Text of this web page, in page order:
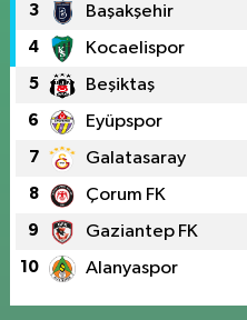
3 Başakşehir
4 Kocaelispor
5 Beşiktaş
6 Eyüpspor
7 Galatasaray
8 Çorum FK
9 Gaziantep FK
10 Alanyaspor